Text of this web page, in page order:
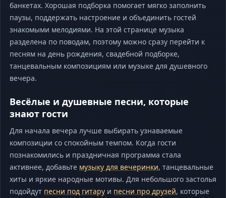
банкетах. Хорошая подборка помогает мягко заполнить
паузы, поддержать настроение и объединить гостей
знакомыми мелодиями. На этой странице музыка
разделена по поводам, поэтому можно сразу перейти к
песням на день рождения, свадебной подборке,
танцевальным композициям или музыке для душевного
вечера.
Весёлые и душевные песни, которые
знают гости
Для начала вечера лучше выбирать узнаваемые
композиции со спокойным темпом. Когда гости
познакомились и праздничная программа стала
активнее, добавьте музыку для вечеринки, танцевальные
хиты и яркие народные мотивы. Для небольшого застолья
подойдут песни под гитару и песни про друзей, которые